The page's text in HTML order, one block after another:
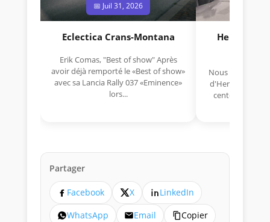
📅 Juil 31, 2026
Eclectica Crans-Montana
Erik Comas, "Best of show" Après
avoir déjà remporté le «Best of show»
avec sa Lancia Rally 037 «Eminence»
lors...
Hermano
Nous avons
d'Hermano Da
cent-unième
Partager
Facebook X
LinkedIn
WhatsApp
Email Copier